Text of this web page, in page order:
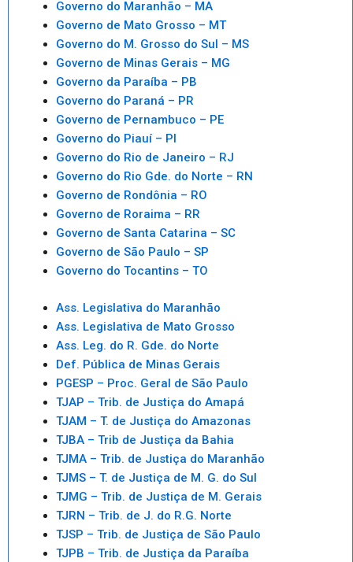
Governo do Maranhão – MA
Governo de Mato Grosso – MT
Governo do M. Grosso do Sul – MS
Governo de Minas Gerais – MG
Governo da Paraíba – PB
Governo do Paraná – PR
Governo de Pernambuco – PE
Governo do Piauí – PI
Governo do Rio de Janeiro – RJ
Governo do Rio Gde. do Norte – RN
Governo de Rondônia – RO
Governo de Roraima – RR
Governo de Santa Catarina – SC
Governo de São Paulo – SP
Governo do Tocantins – TO
Ass. Legislativa do Maranhão
Ass. Legislativa de Mato Grosso
Ass. Leg. do R. Gde. do Norte
Def. Pública de Minas Gerais
PGESP – Proc. Geral de São Paulo
TJAP – Trib. de Justiça do Amapá
TJAM – T. de Justiça do Amazonas
TJBA – Trib de Justiça da Bahia
TJMA – Trib. de Justiça do Maranhão
TJMS – T. de Justiça de M. G. do Sul
TJMG – Trib. de Justiça de M. Gerais
TJRN – Trib. de J. do R.G. Norte
TJSP – Trib. de Justiça de São Paulo
TJPB – Trib. de Justiça da Paraíba